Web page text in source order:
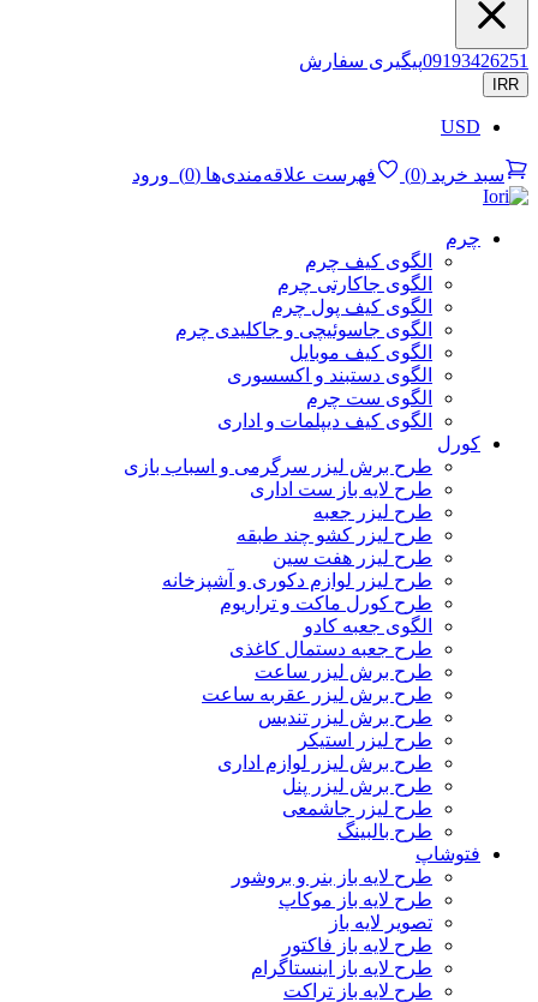
09193426251پیگیری سفارش
IRR
USD
سبد خرید (
0
) فهرست علاقه‌مندی‌ها (
0
) ورود
چرم
الگوی کیف چرم
الگوی جاکارتی چرم
الگوی کیف پول چرم
الگوی جاسوئیچی و جاکلیدی چرم
الگوی کیف موبایل
الگوی دستبند و اکسسوری
الگوی ست چرم
الگوی کیف دیپلمات و اداری
کورل
طرح برش لیزر سرگرمی و اسباب بازی
طرح لایه باز ست اداری
طرح لیزر جعبه
طرح لیزر کشو چند طبقه
طرح لیزر هفت سین
طرح لیزر لوازم دکوری و آشپزخانه
طرح کورل ماکت و تراریوم
الگوی جعبه کادو
طرح جعبه دستمال کاغذی
طرح برش لیزر ساعت
طرح برش لیزر عقربه ساعت
طرح برش لیزر تندیس
طرح لیزر استیکر
طرح برش لیزر لوازم اداری
طرح برش لیزر پنل
طرح لیزر جاشمعی
طرح بالبینگ
فتوشاپ
طرح لایه باز بنر و بروشور
طرح لایه باز موکاپ
تصویر لایه باز
طرح لایه باز فاکتور
طرح لایه باز اینستاگرام
طرح لایه باز تراکت